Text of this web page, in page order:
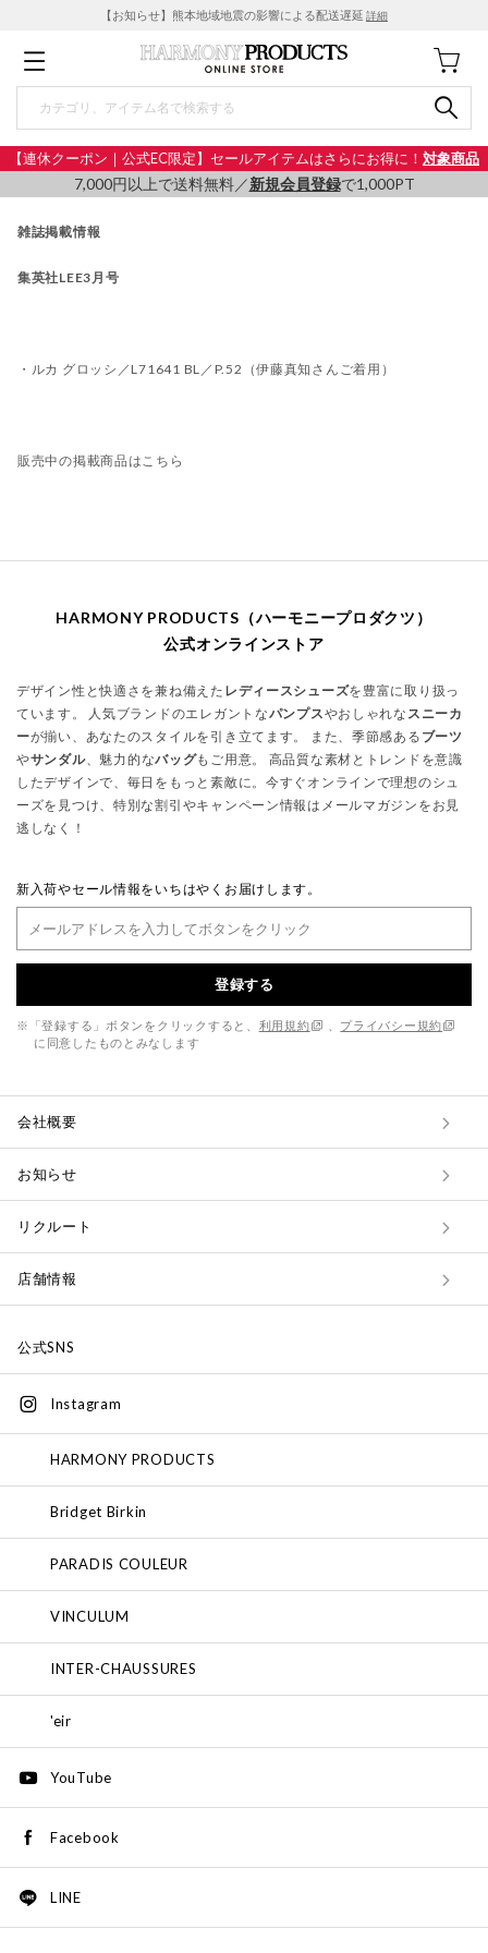
【お知らせ】熊本地域地震の影響による配送遅延 詳細
【連休クーポン｜公式EC限定】セールアイテムはさらにお得に！ 対象商品
7,000円以上で送料無料／新規会員登録で1,000PT
雑誌掲載情報
集英社LEE3月号
・ルカ グロッシ／L71641 BL／P.52（伊藤真知さんご着用）
販売中の掲載商品はこちら
HARMONY PRODUCTS（ハーモニープロダクツ）
公式オンラインストア
デザイン性と快適さを兼ね備えた レディースシューズを豊富に取り扱っ
ています。 人気ブランドのエレガントなパンプスやおしゃれな スニーカ
ーが揃い、あなたのスタイルを引き立てます。 また、季節感ある ブーツ
やサンダル、魅力的なバッグもご用意。 高品質な素材とトレンドを意識
したデザインで、毎日をもっと素敵に。今すぐオンラインで理想のシュ
ーズを見つけ、特別な割引やキャンペーン情報はメールマガジンをお見
逃しなく！
新入荷やセール情報をいちはやくお届けします。
登録する
※「登録する」ボタンをクリックすると、 利用規約
プライバシー規約
に同意したものとみなします
会社概要
お知らせ
リクルート
店舗情報
公式SNS
Instagram
HARMONY PRODUCTS
Bridget Birkin
PARADIS COULEUR
VINCULUM
INTER-CHAUSSURES
'eir
YouTube
Facebook
LINE